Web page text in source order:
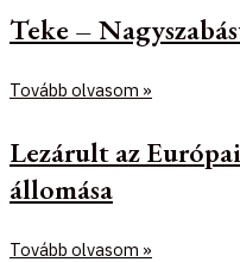
Teke –
Tovább olvasom »
Lezárult az
állomása
Tovább olvasom »